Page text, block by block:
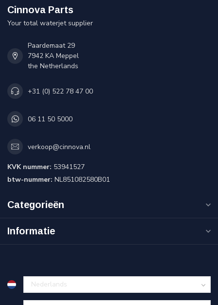
Cinnova Parts
Your total waterjet supplier
Paardemaat 29
7942 KA Meppel
the Netherlands
+31 (0) 522 78 47 00
06 11 50 5000
verkoop@cinnova.nl
KVK nummer: 53941527
btw-nummer: NL851082580B01
Categorieën
Informatie